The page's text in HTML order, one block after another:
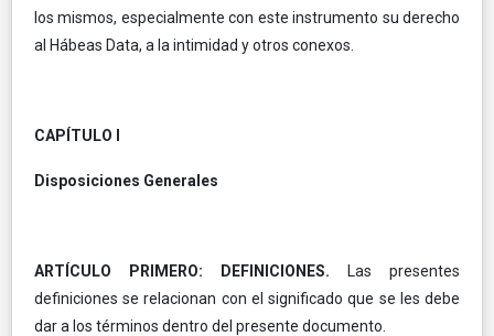
los mismos, especialmente con este instrumento su derecho
al Hábeas Data, a la intimidad y otros conexos.
CAPÍTULO I
Disposiciones Generales
ARTÍCULO PRIMERO: DEFINICIONES. Las presentes
definiciones se relacionan con el significado que se les debe
dar a los términos dentro del presente documento.